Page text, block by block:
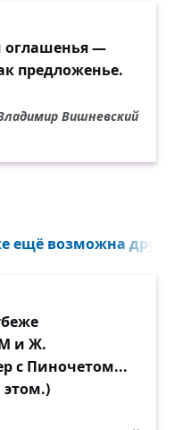
оглашенья —
предложенье.
Вишневский
ещё возможна
и Ж.
с Пиночетом...
этом.)